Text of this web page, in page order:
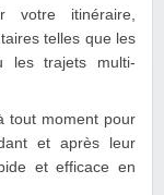
votre itinéraire,
telles que les
les trajets multi-
tout moment pour
et après leur
et efficace en